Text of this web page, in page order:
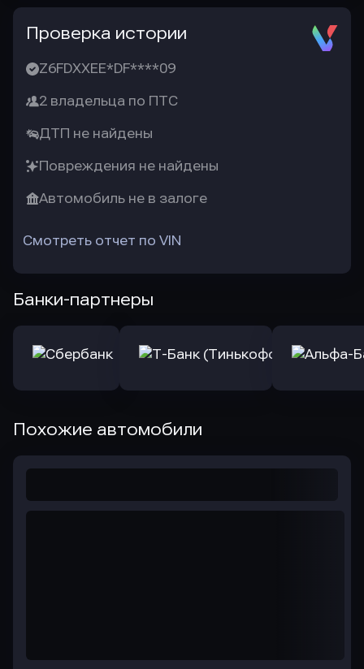
Проверка истории
Z6FDXXEE*DF****09
2 владельца по ПТС
ДТП не найдены
Повреждения не найдены
Автомобиль не в залоге
Смотреть отчет по VIN
Банки-партнеры
Похожие автомобили